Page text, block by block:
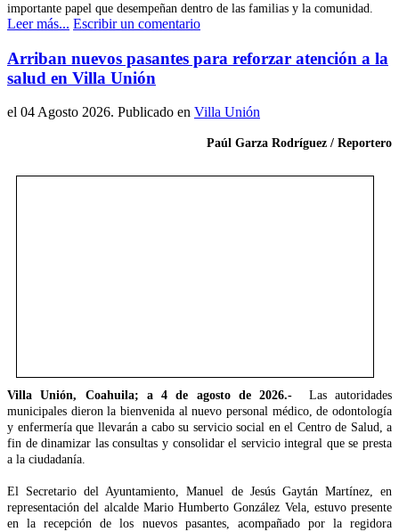
importante papel que desempeñan dentro de las familias y la comunidad.
Leer más... Escribir un comentario
Arriban nuevos pasantes para reforzar atención a la
salud en Villa Unión
el 04 Agosto 2026. Publicado en Villa Unión
Paúl Garza Rodríguez / Reportero
Villa Unión, Coahuila; a 4 de agosto de 2026.-
Las autoridades
municipales dieron la bienvenida al nuevo personal médico, de odontología
y enfermería que llevarán a cabo su servicio social en el Centro de Salud, a
fin de dinamizar las consultas y consolidar el servicio integral que se presta
a la ciudadanía.
El Secretario del Ayuntamiento, Manuel de Jesús Gaytán Martínez, en
representación del alcalde Mario Humberto González Vela, estuvo presente
en la recepción de los nuevos pasantes, acompañado por la regidora